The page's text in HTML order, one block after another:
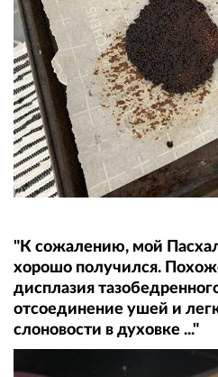
"К сожалению, мой
хорошо получился.
дисплазия
отсоединение ушей и
слоновости в духовке ..."